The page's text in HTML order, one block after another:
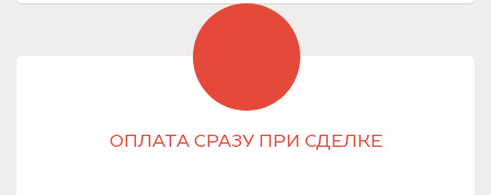
ОПЛАТА СРАЗУ ПРИ СДЕЛКЕ